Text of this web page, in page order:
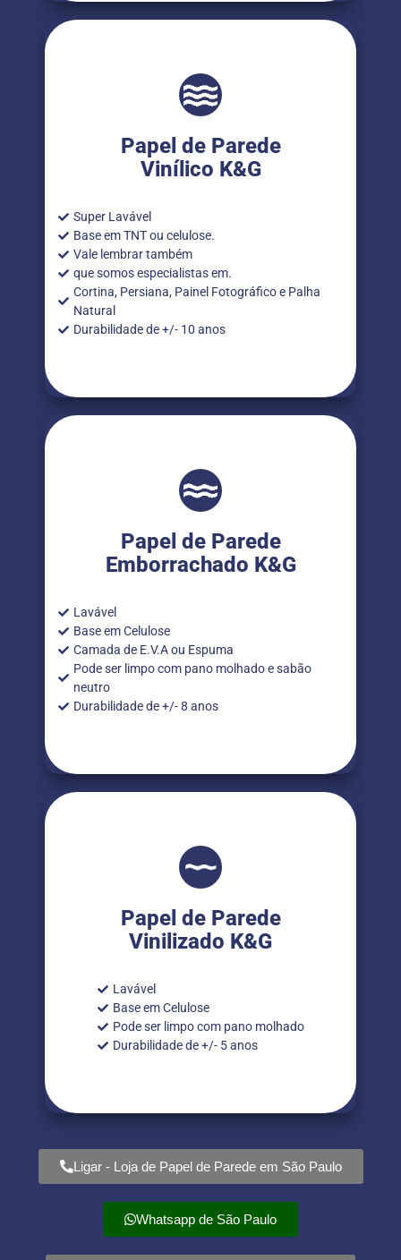
Papel de Parede
Vinílico K&G
Super Lavável
Base em TNT ou celulose.
Vale lembrar também
que somos especialistas em.
Cortina, Persiana, Painel Fotográfico e Palha
Natural
Durabilidade de +/- 10 anos
Papel de Parede
Emborrachado K&G
Lavável
Base em Celulose
Camada de E.V.A ou Espuma
Pode ser limpo com pano molhado e sabão
neutro
Durabilidade de +/- 8 anos
Papel de Parede
Vinilizado K&G
Lavável
Base em Celulose
Pode ser limpo com pano molhado
Durabilidade de +/- 5 anos
Ligar - Loja de Papel de Parede em São Paulo
Whatsapp de São Paulo